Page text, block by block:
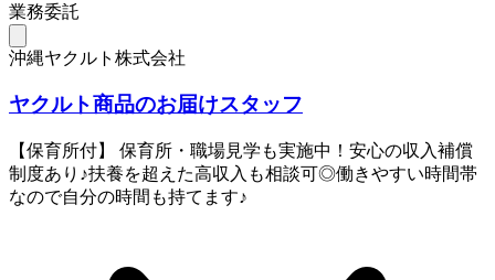
業務委託
沖縄ヤクルト株式会社
ヤクルト商品のお届けスタッフ
【保育所付】 保育所・職場見学も実施中！安心の収入補償
制度あり♪扶養を超えた高収入も相談可◎働きやすい時間帯
なので自分の時間も持てます♪